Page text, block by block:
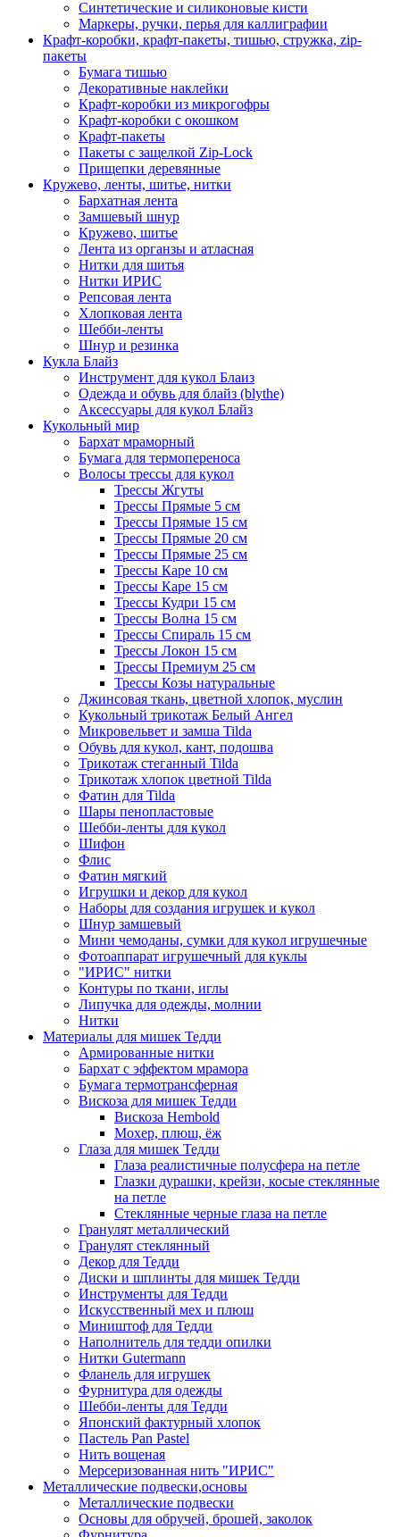
Синтетические и силиконовые кисти
Маркеры, ручки, перья для каллиграфии
Крафт-коробки, крафт-пакеты, тишью, стружка, zip-
пакеты
Бумага тишью
Декоративные наклейки
Крафт-коробки из микрогофры
Крафт-коробки с окошком
Крафт-пакеты
Пакеты с защелкой Zip-Lock
Прищепки деревянные
Кружево, ленты, шитье, нитки
Бархатная лента
Замшевый шнур
Кружево, шитье
Лента из органзы и атласная
Нитки для шитья
Нитки ИРИС
Репсовая лента
Хлопковая лента
Шебби-ленты
Шнур и резинка
Кукла Блайз
Инструмент для кукол Блаиз
Одежда и обувь для блайз (blythe)
Аксессуары для кукол Блайз
Кукольный мир
Бархат мраморный
Бумага для термопереноса
Волосы трессы для кукол
Трессы Жгуты
Трессы Прямые 5 см
Трессы Прямые 15 см
Трессы Прямые 20 см
Трессы Прямые 25 см
Трессы Каре 10 см
Трессы Каре 15 см
Трессы Кудри 15 см
Трессы Волна 15 см
Трессы Спираль 15 см
Трессы Локон 15 см
Трессы Премиум 25 см
Трессы Козы натуральные
Джинсовая ткань, цветной хлопок, муслин
Кукольный трикотаж Белый Ангел
Микровельвет и замша Tilda
Обувь для кукол, кант, подошва
Трикотаж стеганный Tilda
Трикотаж хлопок цветной Tilda
Фатин для Tilda
Шары пенопластовые
Шебби-ленты для кукол
Шифон
Флис
Фатин мягкий
Игрушки и декор для кукол
Наборы для создания игрушек и кукол
Шнур замшевый
Мини чемоданы, сумки для кукол игрушечные
Фотоаппарат игрушечный для куклы
"ИРИС" нитки
Контуры по ткани, иглы
Липучка для одежды, молнии
Нитки
Материалы для мишек Тедди
Армированные нитки
Бархат с эффектом мрамора
Бумага термотрансферная
Вискоза для мишек Тедди
Вискоза Hembold
Мохер, плюш, ёж
Глаза для мишек Тедди
Глаза реалистичные полусфера на петле
Глазки дурашки, крейзи, косые стеклянные
на петле
Стеклянные черные глаза на петле
Гранулят металлический
Гранулят стеклянный
Декор для Тедди
Диски и шплинты для мишек Тедди
Инструменты для Тедди
Искусственный мех и плюш
Миништоф для Тедди
Наполнитель для тедди опилки
Нитки Gutermann
Фланель для игрушек
Фурнитура для одежды
Шебби-ленты для Тедди
Японский фактурный хлопок
Пастель Pan Pastel
Нить вощеная
Мерсеризованная нить "ИРИС"
Металлические подвески,основы
Металлические подвески
Основы для обручей, брошей, заколок